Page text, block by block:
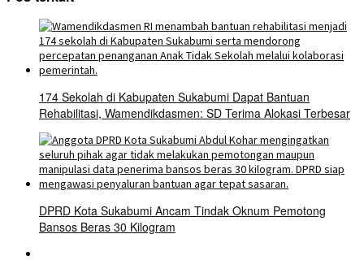
174 Sekolah di Kabupaten Sukabumi Dapat Bantuan
Rehabilitasi, Wamendikdasmen: SD Terima Alokasi Terbesar
DPRD Kota Sukabumi Ancam Tindak Oknum Pemotong
Bansos Beras 30 Kilogram